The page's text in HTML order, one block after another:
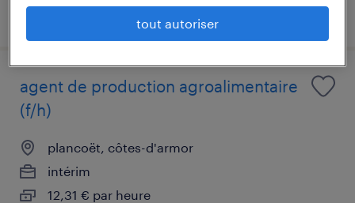
publié le 24 avril 2026
agent de production agroalimentaire
(f/h)
plancoët, côtes-d'armor
intérim
12,31 € par heure
tout autoriser